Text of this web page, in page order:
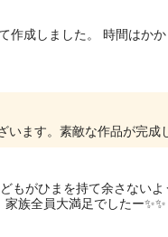
作成しました。 時間はか
もがひまを持て余さない
族全員大満足でしたー✨✨